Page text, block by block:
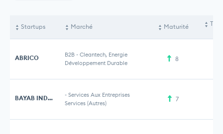
Startups Marché Maturité
ABRICO B2B - Cleantech, Energie
Développement Durable
8
BAYAB INDUSTRIES - Services Aux Entreprises
Services (Autres)
7